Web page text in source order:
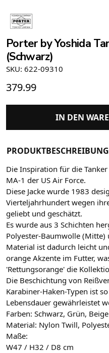
Porter by Yoshida
(Schwarz)
SKU: 622-09310
379.99
IN DEN
PRODUKTBESCHREIBUNG
Die Inspiration für die
MA-1 der US Air Force.
Diese Jacke wurde 1983
Vierteljahrhundert wegen
geliebt und geschätzt.
Es wurde aus 3 Schichten
Polyester-Baumwolle (Mitte)
Material ist dadurch leicht
orange Akzente im Futter,
'Rettungsorange' die
Die Beschichtung von
Karabiner-Haken-Typen ist
Lebensdauer gewährleistet
Farben: Schwarz, Grün, Beige
Material: Nylon Twill,
Maße:
W47 / H32 / D8 cm